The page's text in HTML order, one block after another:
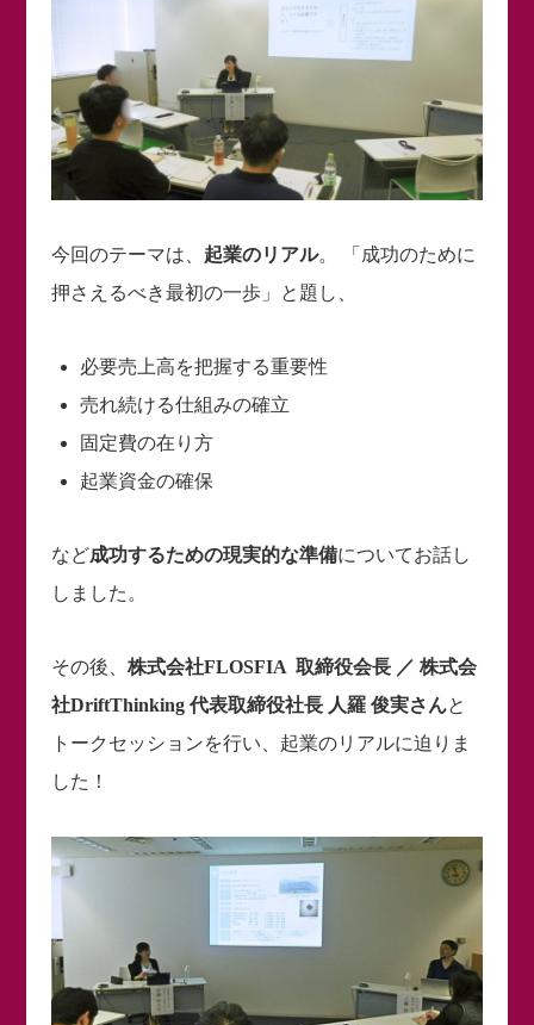
今回のテーマは、 起業のリアル。 「成功のために
押さえるべき最初の一歩」と題し、
必要売上高を把握する重要性
売れ続ける仕組みの確立
固定費の在り方
起業資金の確保
など成功するための現実的な準備についてお話し
しました。
その後、 株式会社FLOSFIA 取締役会長 ／ 株式会
社DriftThinking 代表取締役社長 人羅 俊実さんと
トークセッションを行い、起業のリアルに迫りま
した！